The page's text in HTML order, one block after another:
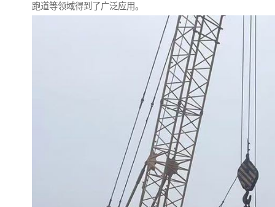
跑道等领域得到了广泛应用。